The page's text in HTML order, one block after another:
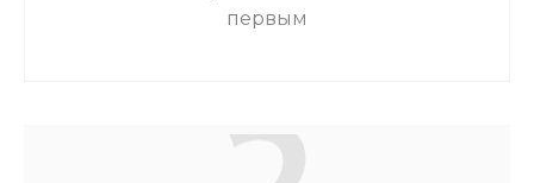
первым